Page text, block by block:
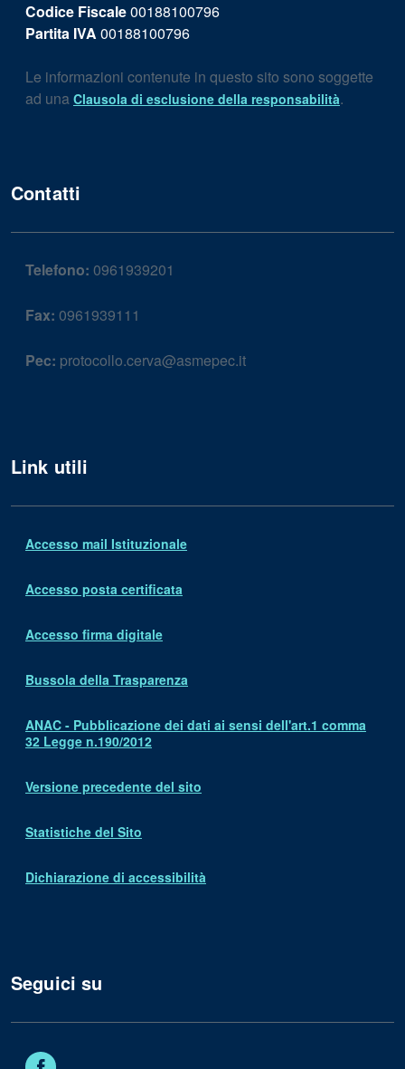
Codice Fiscale00188100796
Partita IVA 00188100796
Le informazioni contenute in questo sito sono soggette
ad una Clausola di esclusione della responsabilità.
Contatti
Telefono: 0961939201
Fax: 0961939111
Pec: protocollo.cerva@asmepec.it
Link utili
Accesso mail Istituzionale
Accesso posta certificata
Accesso firma digitale
Bussola della Trasparenza
ANAC - Pubblicazione dei dati ai sensi dell'art.1 comma
32 Legge n.190/2012
Versione precedente del sito
Statistiche del Sito
Dichiarazione di accessibilità
Seguici su